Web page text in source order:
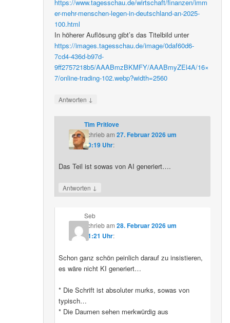
https://www.tagesschau.de/wirtschaft/finanzen/imm
er-mehr-menschen-legen-in-deutschland-an-2025-
100.html
In höherer Auflösung gibt’s das Titelbild unter
https://images.tagesschau.de/image/0daf60d6-
7cd4-436d-b97d-
9ff2757218b5/AAABmzBKMFY/AAABmyZEl4A/16×
7/online-trading-102.webp?width=2560
Antworten ↓
Tim Pritlove
schriebam 27. Februar 2026 um
20:19 Uhr:
Das Teil ist sowas von AI generiert….
Antworten ↓
Seb
schriebam 28. Februar 2026 um
11:21 Uhr:
Schon ganz schön peinlich darauf zu insistieren,
es wäre nicht KI generiert…
* Die Schrift ist absoluter murks, sowas von
typisch…
* Die Daumen sehen merkwürdig aus